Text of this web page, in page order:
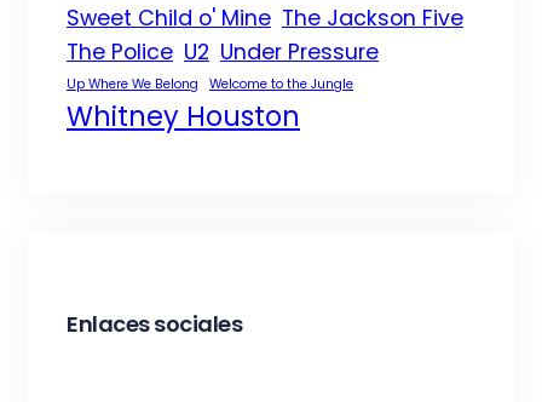
Sweet Child o' Mine The Jackson Five
The Police U2 Under Pressure
Up Where We Belong Welcome to the Jungle
Whitney Houston
Enlaces sociales